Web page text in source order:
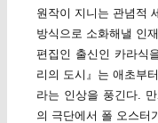
원작이 지니는 관념적
방식으로 소화해낼 인
편집인 출신인 카라식
리의 도시』는 애초부
라는 인상을 풍긴다.
의 극단에서 폴 오스터